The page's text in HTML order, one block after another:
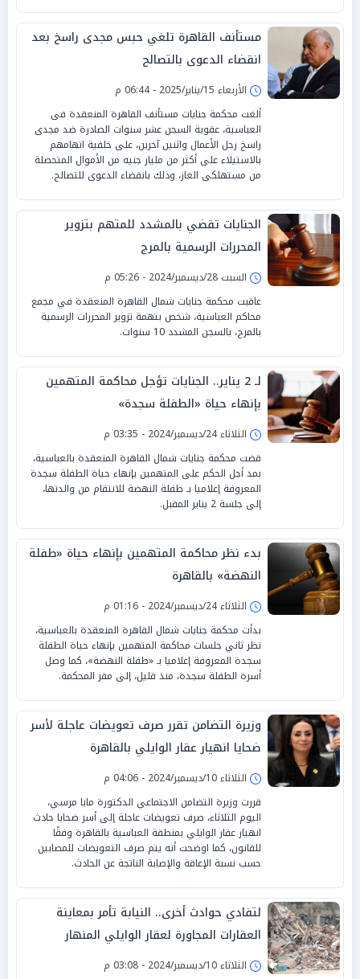
مستأنف القاهرة تلغي حبس مجدى راسخ بعد
انقضاء الدعوى بالتصالح
الأربعاء 15/يناير/2025 - 06:44 م
ألغت محكمة جنايات مستأنف القاهرة المنعقدة فى
العباسية، عقوبة السجن عشر سنوات الصادرة ضد مجدى
راسخ رجل الأعمال واثنين آخرين، على خلفية اتهامهم
بالاستيلاء على أكثر من مليار جنيه من الأموال المتحصلة
من مستهلكى الغاز، وذلك بانقضاء الدعوى للتصالح.
الجنايات تقضي بالمشدد للمتهم بتزوير
المحررات الرسمية بالمرج
السبت 28/ديسمبر/2024 - 05:26 م
عاقبت محكمة جنايات شمال القاهرة المنعقدة في مجمع
محاكم العباسية، شخص بتهمة تزوير المحررات الرسمية
بالمرج، بالسجن المشدد 10 سنوات.
لـ 2 يناير.. الجنايات تؤجل محاكمة المتهمين
بإنهاء حياة «الطفلة سجدة»
الثلاثاء 24/ديسمبر/2024 - 03:35 م
قضت محكمة جنايات شمال القاهرة المنعقدة بالعباسية،
بمد أجل الحكم على المتهمين بإنهاء حياة الطفلة سجدة
المعروفة إعلاميا بـ طفلة النهضة للانتقام من والدتها،
إلى جلسة 2 يناير المقبل.
بدء نظر محاكمة المتهمين بإنهاء حياة «طفلة
النهضة» بالقاهرة
الثلاثاء 24/ديسمبر/2024 - 01:16 م
بدأت محكمة جنايات شمال القاهرة المنعقدة بالعباسية،
نظر ثاني جلسات محاكمة المتهمين بإنهاء حياة الطفلة
سجدة المعروفة إعلاميا بـ «طفلة النهضة»، كما وصل
أسرة الطفلة سجدة، منذ قليل، إلى مقر المحكمة.
وزيرة التضامن تقرر صرف تعويضات عاجلة لأسر
ضحايا انهيار عقار الوايلي بالقاهرة
الثلاثاء 10/ديسمبر/2024 - 04:06 م
قررت وزيرة التضامن الاجتماعي الدكتورة مايا مرسي،
اليوم الثلاثاء، صرف تعويضات عاجلة إلى أسر ضحايا حادث
انهيار عقار الوايلي بمنطقة العباسية بالقاهرة وفقًا
للقانون، كما اوضحت أنه يتم صرف التعويضات للمصابين
حسب نسبة الإعاقة والإصابة الناتجة عن الحادث.
لتفادي حوادث أخرى.. النيابة تأمر بمعاينة
العقارات المجاورة لعقار الوايلي المنهار
بالقاهرة
الثلاثاء 10/ديسمبر/2024 - 03:08 م